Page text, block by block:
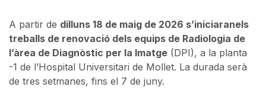
A partir de dilluns 18 de maig de 2026 s’iniciaranels
treballs de renovació dels equips de Radiologia de
l’àrea de Diagnòstic per la Imatge (DPI), a la planta
-1 de l’Hospital Universitari de Mollet. La durada serà
de tres setmanes, fins el 7 de juny.